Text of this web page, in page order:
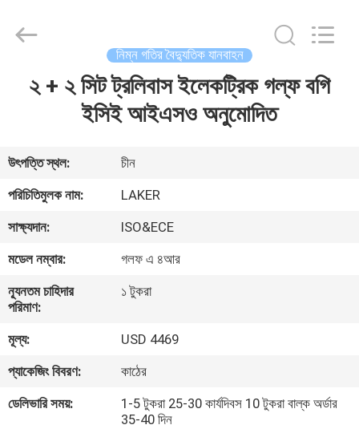
বাড়ি
আমাদের
সম্পর্কে
কারখানা
ভ্রমণ
মান
নিয়ন্ত্রণ
CO.,LIMITED.
নিম্ন গতির বৈদ্যুতিক যানবাহন
২ + ২ সিট ট্রলিবাস ইলেকট্রিক গল্ফ বগি
ইসিই আইএসও অনুমোদিত
উৎপত্তি স্থল:
চীন
পরিচিতিমুলক নাম:
LAKER
সাক্ষ্যদান:
ISO&ECE
মডেল নম্বার:
গলফ এ ৪আর
ন্যূনতম চাহিদার
পরিমাণ:
১ টুকরা
মূল্য:
USD 4469
প্যাকেজিং বিবরণ:
কাঠের
ডেলিভারি সময়:
1-5 টুকরা 25-30 কার্যদিবস 10 টুকরা বাল্ক অর্ডার
35-40 দিন